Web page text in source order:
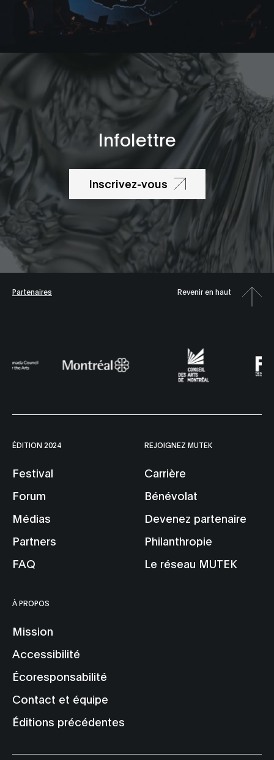
Infolettre
Inscrivez-vous
Partenaires Revenir en haut
ÉDITION 2024
Festival
Forum
Médias
Partners
FAQ
REJOIGNEZ MUTEK
Carrière
Bénévolat
Devenez partenaire
Philanthropie
Le réseau MUTEK
À PROPOS
Mission
Accessibilité
Écoresponsabilité
Contact et équipe
Éditions précédentes